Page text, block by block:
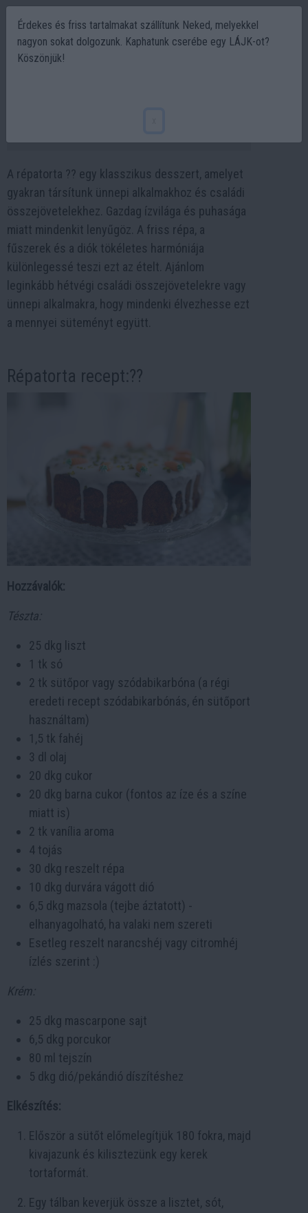
A répatorta ?? egy klasszikus desszert, amelyet
gyakran társítunk ünnepi alkalmakhoz és családi
összejövetelekhez. Gazdag ízvilága és puhasága
miatt mindenkit lenyűgöz. A friss répa, a
fűszerek és a diók tökéletes harmóniája
különlegessé teszi ezt az ételt. Ajánlom
leginkább hétvégi családi összejövetelekre vagy
ünnepi alkalmakra, hogy mindenki élvezhesse ezt
a mennyei süteményt együtt.
Répatorta recept:??
Hozzávalók:
Tészta:
25 dkg liszt
1 tk só
2 tk sütőpor vagy szódabikarbóna (a régi
eredeti recept szódabikarbónás, én sütőport
használtam)
1,5 tk fahéj
3 dl olaj
20 dkg cukor
20 dkg barna cukor (fontos az íze és a színe
miatt is)
2 tk vanília aroma
4 tojás
30 dkg reszelt répa
10 dkg durvára vágott dió
6,5 dkg mazsola (tejbe áztatott) -
elhanyagolható, ha valaki nem szereti
Esetleg reszelt narancshéj vagy citromhéj
ízlés szerint :)
Krém:
25 dkg mascarpone sajt
6,5 dkg porcukor
80 ml tejszín
5 dkg dió/pekándió díszítéshez
Elkészítés:
Először a sütőt előmelegítjük 180 fokra, majd
kivajazunk és kilisztezünk egy kerek
tortaformát.
Egy tálban keverjük össze a lisztet, sót,
Érdekes és friss tartalmakat szállítunk Neked, melyekkel
nagyon sokat dolgozunk. Kaphatunk cserébe egy LÁJK-ot?
Köszönjük!